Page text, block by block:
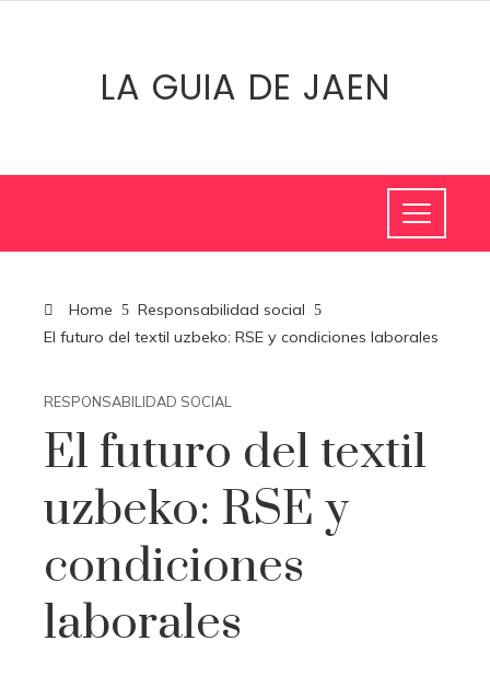
LA GUIA DE JAEN
Home
Responsabilidad social
El futuro del textil uzbeko: RSE y condiciones laborales
RESPONSABILIDAD SOCIAL
El futuro del textil
uzbeko: RSE y
condiciones
laborales